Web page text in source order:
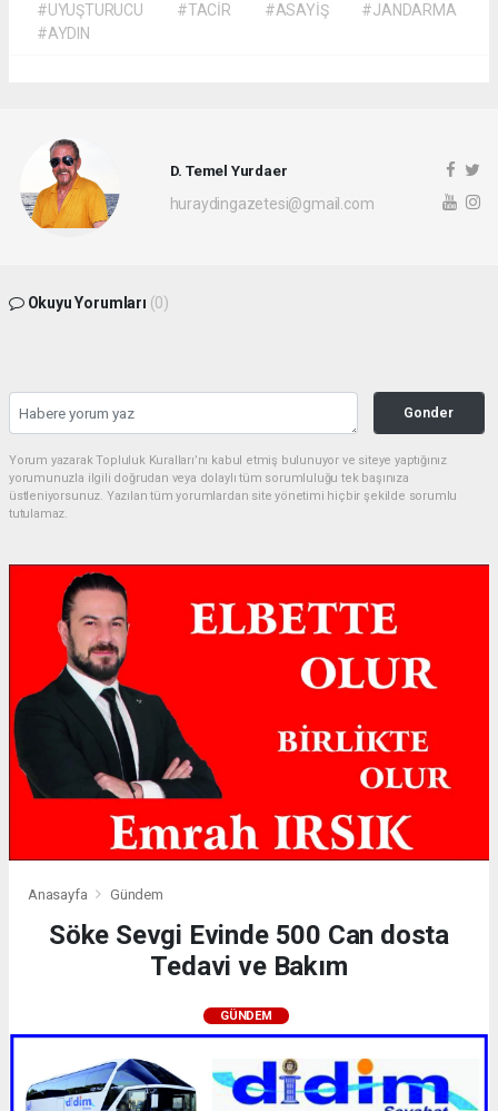
#UYUŞTURUCU #TACİR #ASAYİŞ
#JANDARMA
#AYDIN
D. Temel Yurdaer
huraydingazetesi@gmail.com
Okuyu Yorumları (0)
Gonder
Yorum yazarak Topluluk Kuralları’nı kabul etmiş bulunuyor ve siteye yaptığınız
yorumunuzla ilgili doğrudan veya dolaylı tüm sorumluluğu tek başınıza
üstleniyorsunuz. Yazılan tüm yorumlardan site yönetimi hiçbir şekilde sorumlu
tutulamaz.
Anasayfa Gündem
Söke Sevgi Evinde 500 Can dosta
Tedavi ve Bakım
GÜNDEM